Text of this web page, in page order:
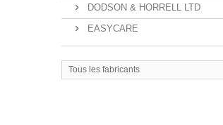
DODSON & HORRELL LTD
EASYCARE
Tous les fabricants